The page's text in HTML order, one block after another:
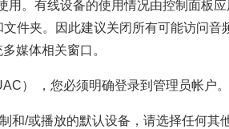
。有线设备的使用情况由控制面板
件夹。因此建议关闭所有可能访问
媒体相关窗口。
） ，您必须明确登录到管理员帐户。
/或播放的默认设备，请选择任何其